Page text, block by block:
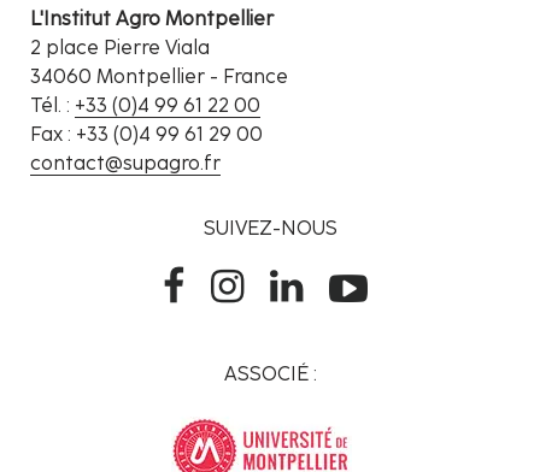
L'Institut Agro Montpellier
2 place Pierre Viala
34060 Montpellier - France
Tél. : +33 (0)4 99 61 22 00
Fax : +33 (0)4 99 61 29 00
contact@supagro.fr
SUIVEZ-NOUS
ASSOCIÉ :